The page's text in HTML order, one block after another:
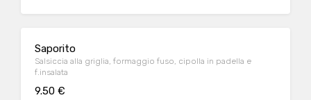
Saporito
Salsiccia alla griglia, formaggio fuso, cipolla in padella e
f.insalata
9.50 €